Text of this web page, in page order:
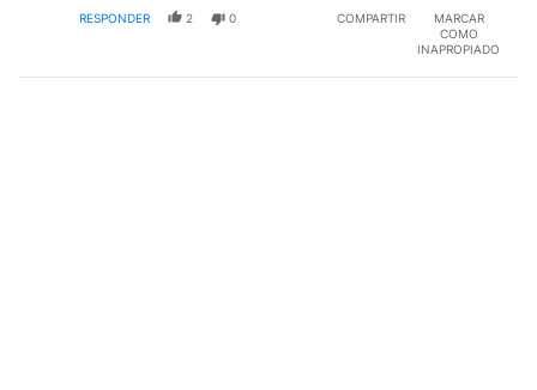
robo sin guantes
RESPONDER 2 0 COMPARTIR
MARCAR
COMO
INAPROPIADO